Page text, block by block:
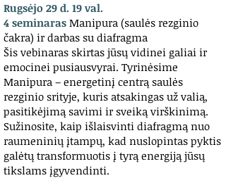
Rugsėjo 29 d. 19 val.
4 seminaras Manipura (saulės rezginio
čakra) ir darbas su diafragma
Šis vebinaras skirtas jūsų vidinei galiai ir
emocinei pusiausvyrai. Tyrinėsime
Manipura – energetinį centrą saulės
rezginio srityje, kuris atsakingas už valią,
pasitikėjimą savimi ir sveiką virškinimą.
Sužinosite, kaip išlaisvinti diafragmą nuo
raumeninių įtampų, kad nuslopintas pyktis
galėtų transformuotis į tyrą energiją jūsų
tikslams įgyvendinti.